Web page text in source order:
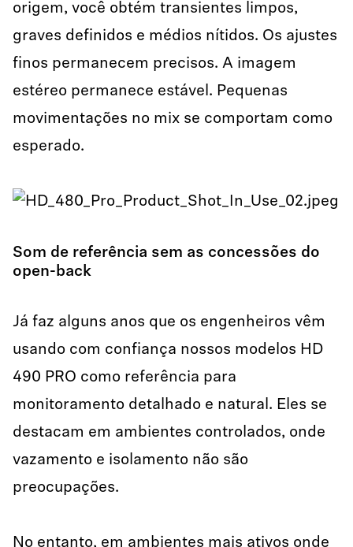
origem, você obtém transientes limpos,
graves definidos e médios nítidos. Os ajustes
finos permanecem precisos. A imagem
estéreo permanece estável. Pequenas
movimentações no mix se comportam como
esperado.
Som de referência sem as concessões do
open-back
Já faz alguns anos que os engenheiros vêm
usando com confiança nossos modelos HD
490 PRO como referência para
monitoramento detalhado e natural. Eles se
destacam em ambientes controlados, onde
vazamento e isolamento não são
preocupações.
No entanto, em ambientes mais ativos onde